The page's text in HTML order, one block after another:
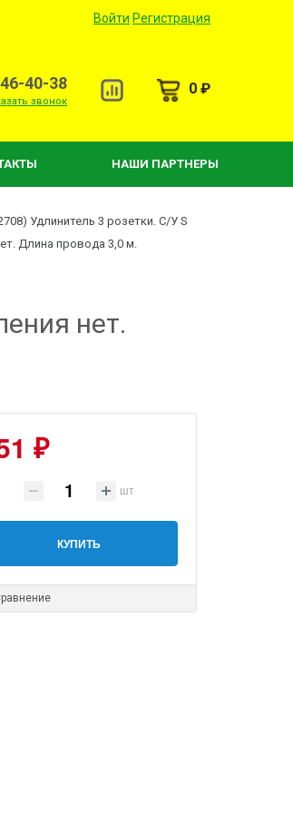
Войти Регистрация
40-38
звонок
0 ₽
НАШИ ПАРТНЕРЫ
Удлинитель 3 розетки. C/У S
Длина провода 3,0 м.
нет.
₽
шт
КУПИТЬ